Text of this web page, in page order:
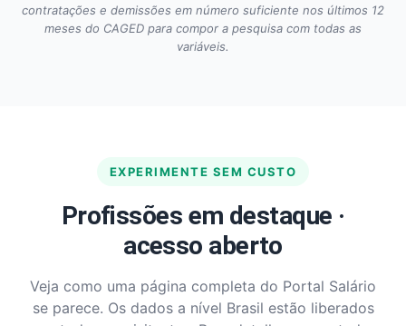
contratações e demissões em número suficiente nos últimos 12
meses do CAGED para compor a pesquisa com todas as
variáveis.
EXPERIMENTE SEM CUSTO
Profissões em destaque ·
acesso aberto
Veja como uma página completa do Portal Salário
se parece. Os dados a nível Brasil estão liberados